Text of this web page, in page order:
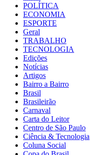
POLÍTICA
ECONOMIA
ESPORTE
Geral
TRABALHO
TECNOLOGIA
Edições
Notícias
Artigos
Bairro a Bairro
Brasil
Brasileirão
Carnaval
Carta do Leitor
Centro de São Paulo
Ciência & Tecnologia
Coluna Social